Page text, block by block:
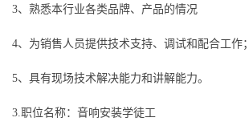
3、熟悉本行业各类品牌、产品的情况
4、为销售人员提供技术支持、调试和配合工作；
5、具有现场技术解决能力和讲解能力。
3.职位名称：音响安装学徒工